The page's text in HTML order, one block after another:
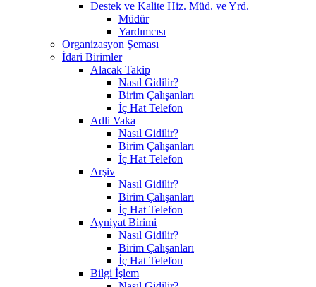
Destek ve Kalite Hiz. Müd. ve Yrd.
Müdür
Yardımcısı
Organizasyon Şeması
İdari Birimler
Alacak Takip
Nasıl Gidilir?
Birim Çalışanları
İç Hat Telefon
Adli Vaka
Nasıl Gidilir?
Birim Çalışanları
İç Hat Telefon
Arşiv
Nasıl Gidilir?
Birim Çalışanları
İç Hat Telefon
Ayniyat Birimi
Nasıl Gidilir?
Birim Çalışanları
İç Hat Telefon
Bilgi İşlem